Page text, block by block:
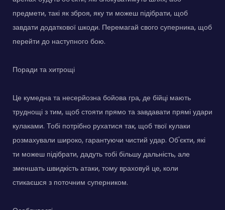
предмети, такі як зброя, яку ти можеш підібрати, щоб
завдати додаткової шкоди. Перемагай свого суперника, щоб
перейти до наступного бою.
Поради та хитрощі
Це кумедна та несерйозна бойова гра, де бійці мають
труднощі з тим, щоб стояти прямо та завдавати прямі удари
кулаками. Тобі потрібно рухатися так, щоб твої кулаки
розмахували широко, гарантуючи чистий удар. Об'єкти, які
ти можеш підібрати, дадуть тобі більшу дальність, але
зменшать швидкість атаки, тому враховуй це, коли
стикаєшся з поточним суперником.